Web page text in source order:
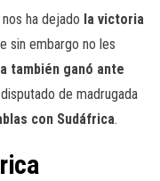
ha dejado la victoria
sin embargo no les
también ganó ante
de madrugada
con Sudáfrica.